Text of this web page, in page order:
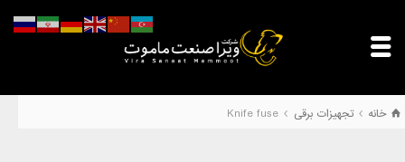
خانه تجهیزات برقی Knife fuse